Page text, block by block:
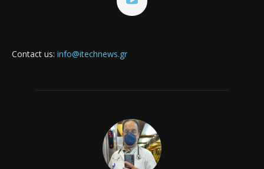
Contact us: info@itechnews.gr